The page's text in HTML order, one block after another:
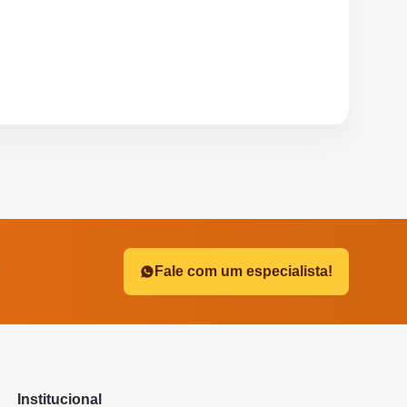
Fale com um especialista!
Institucional